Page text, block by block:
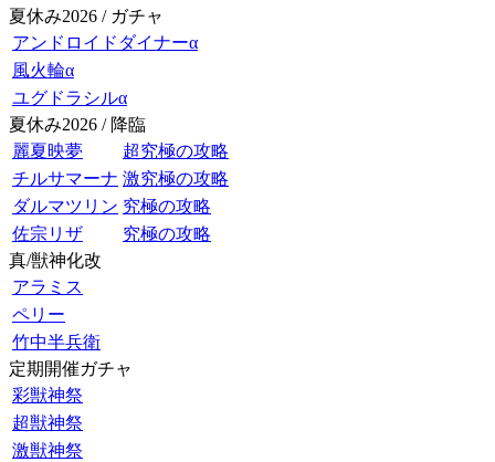
夏休み2026 / ガチャ
アンドロイドダイナーα
風火輪α
ユグドラシルα
夏休み2026 / 降臨
麗夏映夢
超究極の攻略
チルサマーナ 激究極の攻略
ダルマツリン 究極の攻略
佐宗リザ
究極の攻略
真/獣神化改
アラミス
ペリー
竹中半兵衛
定期開催ガチャ
彩獣神祭
超獣神祭
激獣神祭